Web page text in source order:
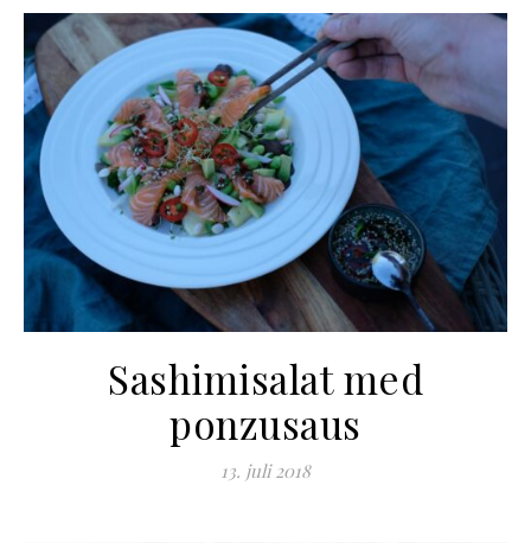
Sashimisalat med
ponzusaus
13. juli 2018